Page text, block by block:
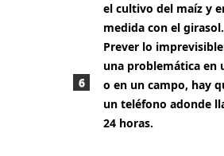
el cultivo del maíz y
medida con el girasol.
Prever lo
una problemática en
o en un campo, hay
un teléfono adonde
24 horas.